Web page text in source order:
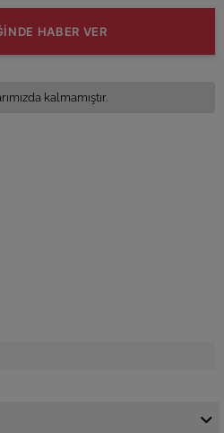
HABER VER
kalmamıştır.